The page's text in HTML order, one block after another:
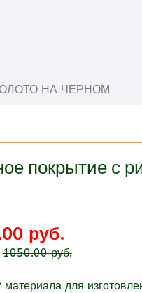
ЗОЛОТО НА ЧЕРНОМ
покрытие
руб.
1050.00 руб.
для